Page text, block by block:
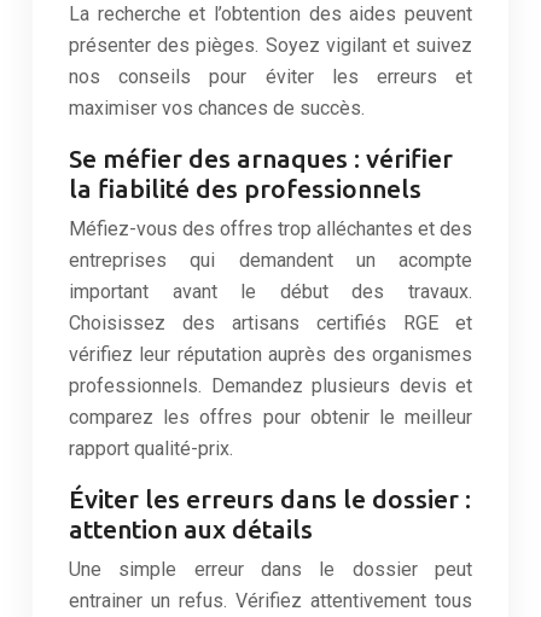
La recherche et l’obtention des aides peuvent
présenter des pièges. Soyez vigilant et suivez
nos conseils pour éviter les erreurs et
maximiser vos chances de succès.
Se méfier des arnaques : vérifier
la fiabilité des professionnels
Méfiez-vous des offres trop alléchantes et des
entreprises qui demandent un acompte
important avant le début des travaux.
Choisissez des artisans certifiés RGE et
vérifiez leur réputation auprès des organismes
professionnels. Demandez plusieurs devis et
comparez les offres pour obtenir le meilleur
rapport qualité-prix.
Éviter les erreurs dans le dossier :
attention aux détails
Une simple erreur dans le dossier peut
entrainer un refus. Vérifiez attentivement tous